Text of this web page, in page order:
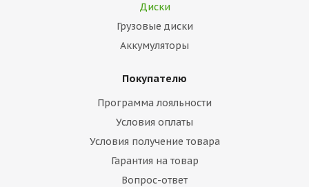
Диски
Грузовые диски
Аккумуляторы
Покупателю
Программа лояльности
Условия оплаты
Условия получение товара
Гарантия на товар
Вопрос-ответ